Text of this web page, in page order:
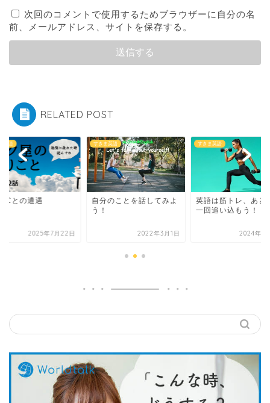
次回のコメントで使用するためブラウザーに自分の名
前、メールアドレス、サイトを保存する。
RELATED POST
英語
との遭遇
2025年7月22日
すきま英語
自分のことを話してみよ
う！
2022年3月1日
すきま英語
英語は筋トレ、あと
一回追い込もう！
2024年1